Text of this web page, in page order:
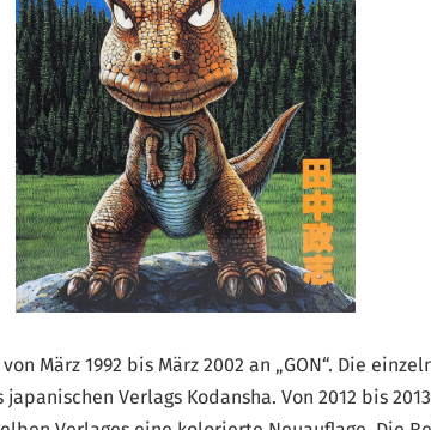
März 1992 bis März 2002 an „GON“. Die
Verlags Kodansha. Von 2012 bis